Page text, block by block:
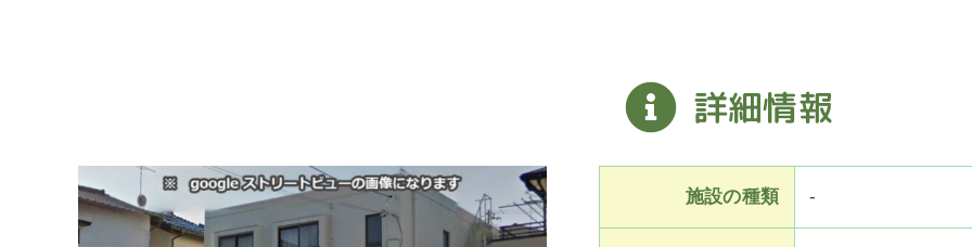
詳細情報
施設の種類 -